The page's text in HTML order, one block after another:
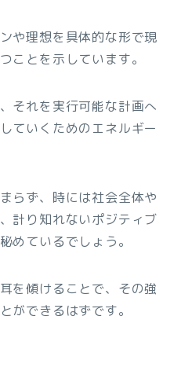
や理想を具体的な形で現
ことを示しています。
それを実行可能な計画へ
ていくためのエネルギー
らず、時には社会全体や
計り知れないポジティブ
めているでしょう。
を傾けることで、その強
ができるはずです。